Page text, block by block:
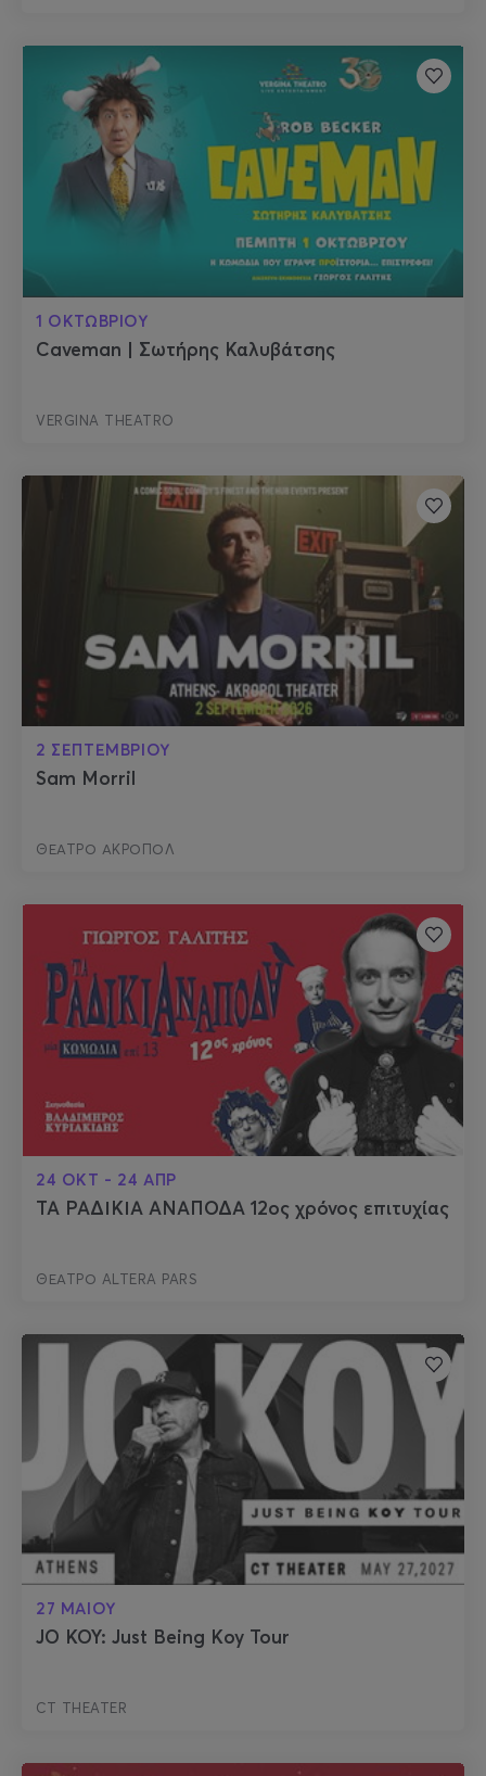
1 ΟΚΤΩΒΡΙΟΥ
Caveman | Σωτήρης Καλυβάτσης
VERGINA THEATRO
2 ΣΕΠΤΕΜΒΡΙΟΥ
Sam Morril
ΘΕΑΤΡΟ ΑΚΡΟΠΟΛ
24 ΟΚΤ - 24 ΑΠΡ
ΤΑ ΡΑΔΙΚΙΑ ΑΝΑΠΟΔΑ 12ος χρόνος επιτυχίας
ΘΕΑΤΡΟ ALTERA PARS
27 ΜΑΙΟΥ
JO KOY: Just Being Koy Tour
CT THEATER